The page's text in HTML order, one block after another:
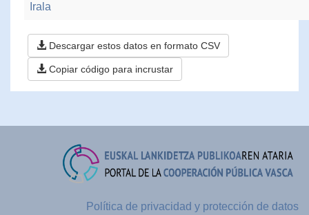
Irala
Descargar estos datos en formato CSV
Copiar código para incrustar
Política de privacidad y protección de datos